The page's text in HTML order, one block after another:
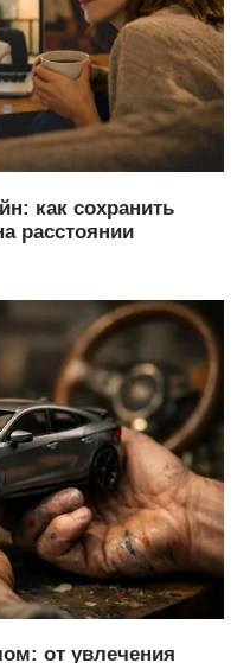
как сохранить
расстоянии
от увлечения